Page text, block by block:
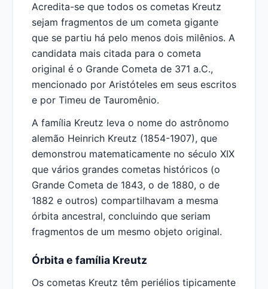
Acredita-se que todos os cometas Kreutz
sejam fragmentos de um cometa gigante
que se partiu há pelo menos dois milênios. A
candidata mais citada para o cometa
original é o Grande Cometa de 371 a.C.,
mencionado por Aristóteles em seus escritos
e por Timeu de Tauromênio.
A família Kreutz leva o nome do astrônomo
alemão Heinrich Kreutz (1854-1907), que
demonstrou matematicamente no século XIX
que vários grandes cometas históricos (o
Grande Cometa de 1843, o de 1880, o de
1882 e outros) compartilhavam a mesma
órbita ancestral, concluindo que seriam
fragmentos de um mesmo objeto original.
Órbita e família Kreutz
Os cometas Kreutz têm periélios tipicamente